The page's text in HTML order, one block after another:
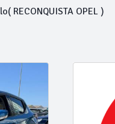
RECONQUISTA OPEL )